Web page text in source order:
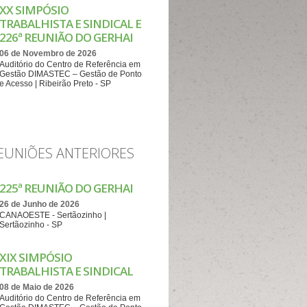
XX SIMPÓSIO
TRABALHISTA E SINDICAL E
226ª REUNIÃO DO GERHAI
06 de Novembro de 2026
Auditório do Centro de Referência em
Gestão DIMASTEC – Gestão de Ponto
e Acesso | Ribeirão Preto - SP
ANTERIORES
225ª REUNIÃO DO GERHAI
26 de Junho de 2026
CANAOESTE - Sertãozinho |
Sertãozinho - SP
XIX SIMPÓSIO
TRABALHISTA E SINDICAL
08 de Maio de 2026
Auditório do Centro de Referência em